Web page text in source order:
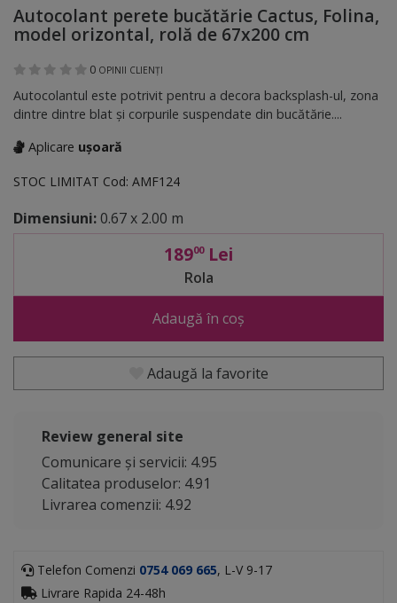
Autocolant perete bucătărie Cactus, Folina,
model orizontal, rolă de 67x200 cm
0 OPINII CLIENȚI
Autocolantul este potrivit pentru a decora backsplash-ul, zona
dintre dintre blat şi corpurile suspendate din bucătărie....
Aplicare ușoară
STOC LIMITAT Cod: AMF124
Dimensiuni:0.67 x 2.00 m
18900Lei
Rola
Adaugă în coș
Adaugă la favorite
Review general site
Comunicare și servicii: 4.95
Calitatea produselor: 4.91
Livrarea comenzii: 4.92
Telefon Comenzi 0754 069 665, L-V 9-17
Livrare Rapida 24-48h